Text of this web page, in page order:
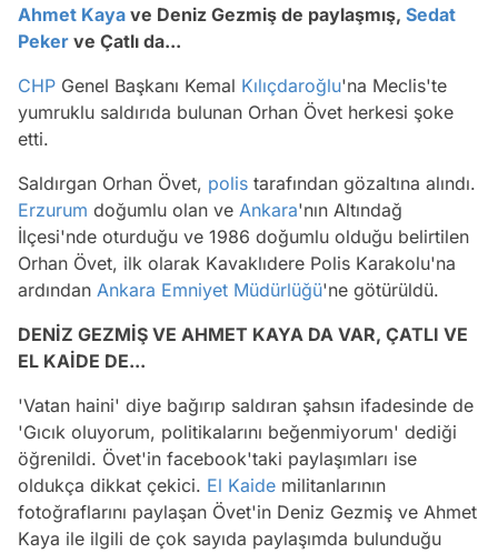
Ahmet Kaya ve Deniz Gezmiş de paylaşmış, Sedat
Peker ve Çatlı da...
CHP Genel Başkanı Kemal Kılıçdaroğlu'na Meclis'te
yumruklu saldırıda bulunan Orhan Övet herkesi şoke
etti.
Saldırgan Orhan Övet, polis tarafından gözaltına alındı.
Erzurum doğumlu olan ve Ankara'nın Altındağ
İlçesi'nde oturduğu ve 1986 doğumlu olduğu belirtilen
Orhan Övet, ilk olarak Kavaklıdere Polis Karakolu'na
ardından Ankara Emniyet Müdürlüğü'ne götürüldü.
DENİZ GEZMİŞ VE AHMET KAYA DA VAR, ÇATLI VE
EL KAİDE DE...
'Vatan haini' diye bağırıp saldıran şahsın ifadesinde de
'Gıcık oluyorum, politikalarını beğenmiyorum' dediği
öğrenildi. Övet'in facebook'taki paylaşımları ise
oldukça dikkat çekici. El Kaide militanlarının
fotoğraflarını paylaşan Övet'in Deniz Gezmiş ve Ahmet
Kaya ile ilgili de çok sayıda paylaşımda bulunduğu